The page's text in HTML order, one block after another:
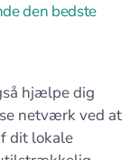
den bedste
hjælpe dig
netværk ved at
dit lokale